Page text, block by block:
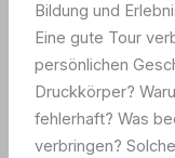
Bildung und
Eine gute Tour
persönlichen
Druckkörper?
fehlerhaft? Was
verbringen?